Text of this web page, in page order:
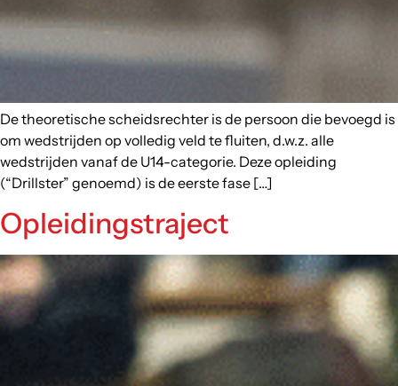
De theoretische scheidsrechter is de persoon die bevoegd is
om wedstrijden op volledig veld te fluiten, d.w.z. alle
wedstrijden vanaf de U14-categorie. Deze opleiding
(“Drillster” genoemd) is de eerste fase […]
Opleidingstraject